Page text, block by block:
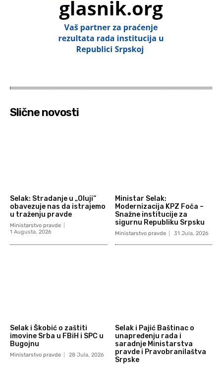
Slične novosti
Selak: Stradanje u „Oluji“
obavezuje nas da istrajemo
u traženju pravde
Ministarstvo pravde
1 Augusta, 2026
Ministar Selak:
Modernizacija KPZ Foča –
Snažne institucije za
sigurnu Republiku Srpsku
Ministarstvo pravde 31 Jula, 2026
Selak i Škobić o zaštiti
imovine Srba u FBiH i SPC u
Bugojnu
Ministarstvo pravde 28 Jula, 2026
Selak i Pajić Baštinac o
unapređenju rada i
saradnje Ministarstva
pravde i Pravobranilaštva
Srpske